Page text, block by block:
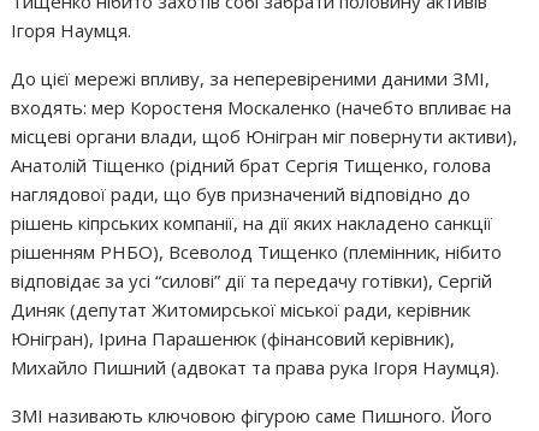
Ігоря Наумця.
До цієї мережі впливу, за неперевіреними даними ЗМІ,
входять: мер Коростеня Москаленко (начебто впливає на
місцеві органи влади, щоб Юнігран міг повернути активи),
Анатолій Тіщенко (рідний брат Сергія Тищенко, голова
наглядової ради, що був призначений відповідно до
рішень кіпрських компанії, на дії яких накладено санкції
рішенням РНБО), Всеволод Тищенко (племінник, нібито
відповідає за усі “силові” дії та передачу готівки), Сергій
Диняк (депутат Житомирської міської ради, керівник
Юнігран), Ірина Парашенюк (фінансовий керівник),
Михайло Пишний (адвокат та права рука Ігоря Наумця).
ЗМІ називають ключовою фігурою саме Пишного. Його